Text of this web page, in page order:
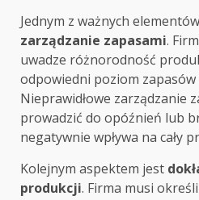
Jednym z ważnych
zarządzanie zapasami.
uwadze różnorodność
odpowiedni poziom
Nieprawidłowe zarządzanie
prowadzić do opóźnień lub
negatywnie wpływa na cały
Kolejnym aspektem jest
produkcji. Firma musi